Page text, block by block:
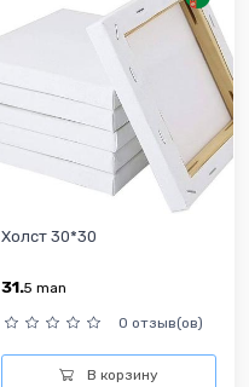
Холст 30*30
31.5 man
0 отзыв(ов)
В корзину